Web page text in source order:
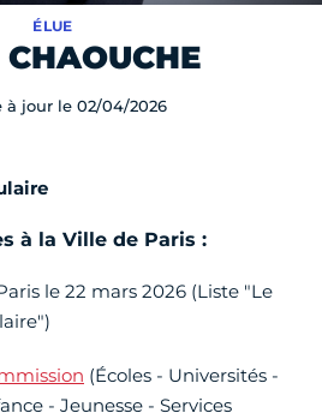
ÉLUE
à jour le 02/04/2026
à la Ville de Paris :
le 22 mars 2026 (Liste "Le
(Écoles - Universités -
- Jeunesse - Services